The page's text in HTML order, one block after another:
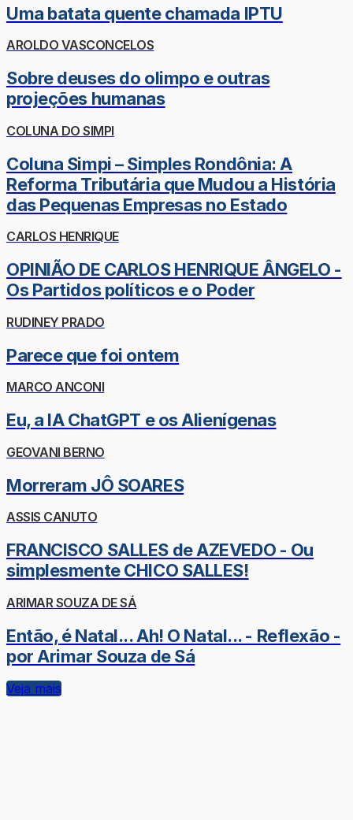
Uma batata quente chamada IPTU
AROLDO VASCONCELOS
Sobre deuses do olimpo e outras
projeções humanas
COLUNA DO SIMPI
Coluna Simpi – Simples Rondônia: A
Reforma Tributária que Mudou a História
das Pequenas Empresas no Estado
CARLOS HENRIQUE
OPINIÃO DE CARLOS HENRIQUE ÂNGELO -
Os Partidos políticos e o Poder
RUDINEY PRADO
Parece que foi ontem
MARCO ANCONI
Eu, a IA ChatGPT e os Alienígenas
GEOVANI BERNO
Morreram JÔ SOARES
ASSIS CANUTO
FRANCISCO SALLES de AZEVEDO - Ou
simplesmente CHICO SALLES!
ARIMAR SOUZA DE SÁ
Então, é Natal... Ah! O Natal... - Reflexão -
por Arimar Souza de Sá
Veja mais